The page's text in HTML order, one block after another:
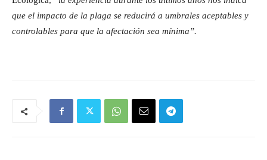
que el impacto de la plaga se reducirá a umbrales aceptables y
controlables para que la afectación sea mínima”.